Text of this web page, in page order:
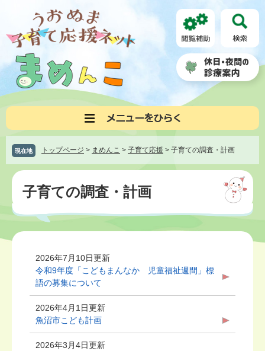
頭
す。
飛
し
て
文
現在地 トップページ > まめんこ > 子育て応援 > 子育ての調査・計画
本
子育ての調査・計画
2026年7月10日更新
令和9年度「こどもまんなか 児童福祉週間」標
語の募集について
2026年4月1日更新
魚沼市こども計画
2026年3月4日更新